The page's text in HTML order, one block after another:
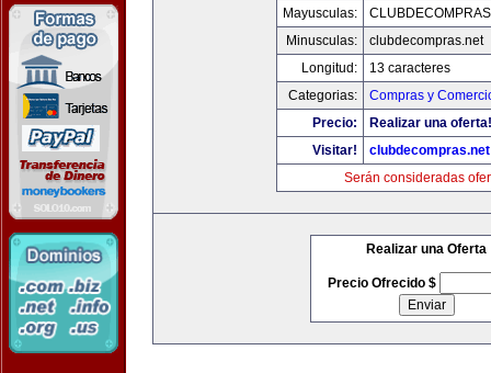
Mayusculas:
Minusculas:
clubdecompras.net
Longitud:
13 caracteres
Categorias:
Compras y
Precio:
Realizar una oferta!
Visitar!
clubdecompras.net
Serán consideradas
Realizar una Oferta
Precio Ofrecido $